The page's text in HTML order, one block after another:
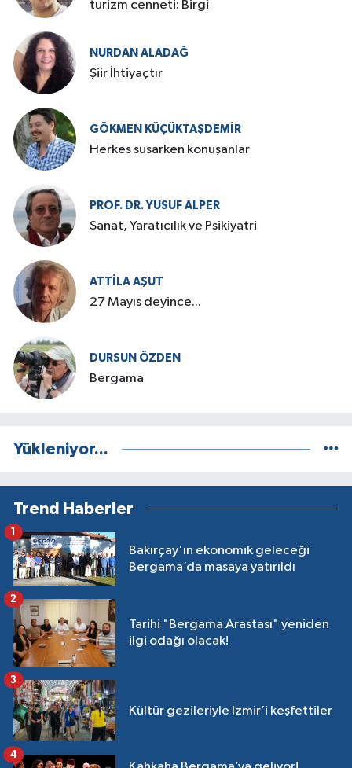
turizm cenneti: Birgi
NURDAN ALADAĞ
Şiir İhtiyaçtır
GÖKMEN KÜÇÜKTAŞDEMIR
Herkes susarken konuşanlar
PROF. DR. YUSUF ALPER
Sanat, Yaratıcılık ve Psikiyatri
ATTILA AŞUT
27 Mayıs deyince...
DURSUN ÖZDEN
Bergama
Yükleniyor...
Trend Haberler
Bakırçay'ın ekonomik geleceği
Bergama’da masaya yatırıldı
1
Tarihi "Bergama Arastası" yeniden
ilgi odağı olacak!
2
Kültür gezileriyle İzmir’i keşfettiler
3
4